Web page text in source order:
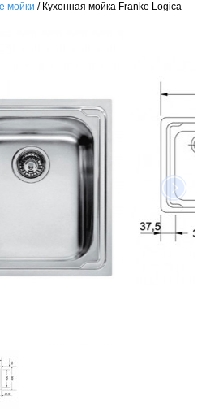
мойки / Кухонная мойка Franke Logica